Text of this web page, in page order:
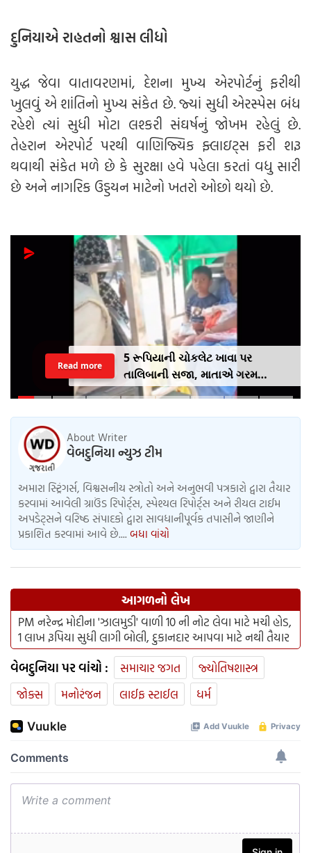
દુનિયાએ રાહતનો શ્વાસ લીધો
યુદ્ધ જેવા વાતાવરણમાં, દેશના મુખ્ય એરપોર્ટનું ફરીથી
ખુલવું એ શાંતિનો મુખ્ય સંકેત છે. જ્યાં સુધી એરસ્પેસ બંધ
રહેશે ત્યાં સુધી મોટા લશ્કરી સંઘર્ષનું જોખમ રહેલું છે.
તેહરાન એરપોર્ટ પરથી વાણિજ્યિક ફ્લાઇટ્સ ફરી શરૂ
થવાથી સંકેત મળે છે કે સુરક્ષા હવે પહેલા કરતાં વધુ સારી
છે અને નાગરિક ઉડ્ડયન માટેનો ખતરો ઓછો થયો છે.
5 રૂપિયાની ચોકલેટ ખાવા પર
તાલિબાની સજા, માતાએ ગરમ
ચપ્પુથી પુત્રના પગમાં આપ્યો ડામ,
Read more
About Writer
વેબદુનિયા ન્યુઝ ટીમ
અમારા સ્ટ્રિંગર્સ, વિશ્વસનીય સ્ત્રોતો અને અનુભવી પત્રકારો દ્વારા તૈયાર
કરવામાં આવેલી ગ્રાઉંડ રિપોર્ટ્સ, સ્પેશ્યલ રિપોર્ટ્સ અને રીયલ ટાઈમ
અપડેટ્સને વરિષ્ઠ સંપાદકો દ્વારા સાવધાનીપૂર્વક તપાસીને જાણીને
પ્રકાશિત કરવામાં આવે છે.... બધા વાંચો
આગળનો લેખ
PM નરેન્દ્ર મોદીના 'ઝાલમુડી' વાળી 10 ની નોટ લેવા માટે મચી હોડ,
1 લાખ રૂપિયા સુધી લાગી બોલી, દુકાનદાર આપવા માટે નથી તૈયાર
વેબદુનિયા પર વાંચો : સમાચાર જગત
જ્યોતિષશાસ્ત્ર
જોક્સ
મનોરંજન લાઈફ સ્ટાઈલ ધર્મ